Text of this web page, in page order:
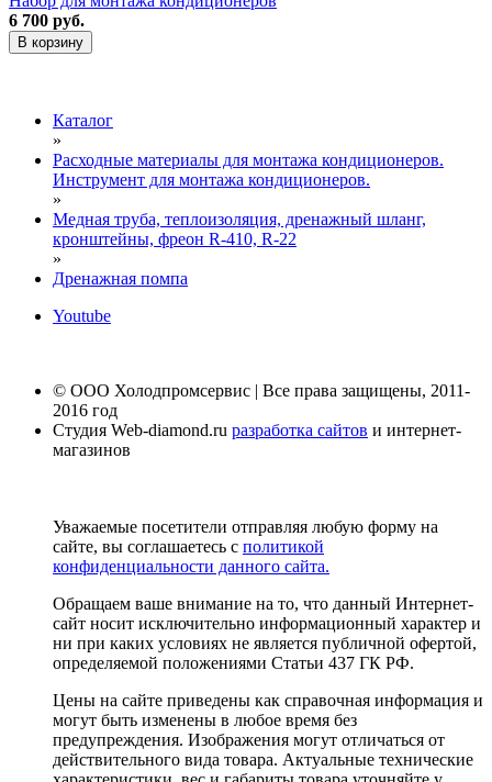
6 700 руб.
В корзину
Каталог
»
Расходные материалы для монтажа кондиционеров.
Инструмент для монтажа кондиционеров.
»
Медная труба, теплоизоляция, дренажный шланг,
кронштейны, фреон R-410, R-22
»
Дренажная помпа
Youtube
© ООО Холодпромсервис | Все права защищены, 2011-
2016 год
Студия Web-diamond.ru разработка сайтов и интернет-
магазинов
Уважаемые посетители отправляя любую форму на
сайте, вы соглашаетесь с политикой
конфиденциальности данного сайта.
Обращаем ваше внимание на то, что данный Интернет-
сайт носит исключительно информационный характер и
ни при каких условиях не является публичной офертой,
определяемой положениями Статьи 437 ГК РФ.
Цены на сайте приведены как справочная информация и
могут быть изменены в любое время без
предупреждения. Изображения могут отличаться от
действительного вида товара. Актуальные технические